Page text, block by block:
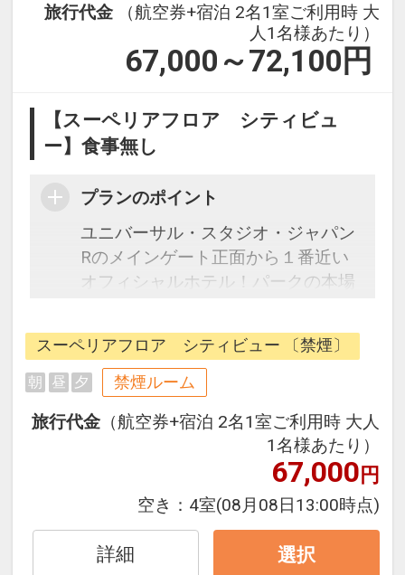
旅行代金
（航空券+宿泊 2名1室ご利用時 大
人1名様あたり）
67,000～72,100 円
【スーペリアフロア シティビュ
ー】食事無し
プランのポイント
ユニバーサル・スタジオ・ジャパン
Rのメインゲート正面から１番近い
オフィシャルホテル！パークの本場
は、ニューヨークのブロードウェイ
をイメージしたロビー、JFK空港の
滑走路の様な通路、ラスベガスのカ
ジノをデザインした空間やLAを彷彿
させるエントランス等パークでの世
界観をそのままお楽しみいただけま
す。タイムマシンさながらの光のエ
レベーターに乗っていざ客室へ！
SDG'sにも配慮した快適な滞在をお
楽しみいただけます。
スーペリアフロア シティビュー 〔禁煙〕
朝 昼 夕 禁煙ルーム
旅行代金 （航空券+宿泊 2名1室ご利用時 大人
1名様あたり）
67,000円
空き： 4室(08月08日13:00時点)
詳細 選択